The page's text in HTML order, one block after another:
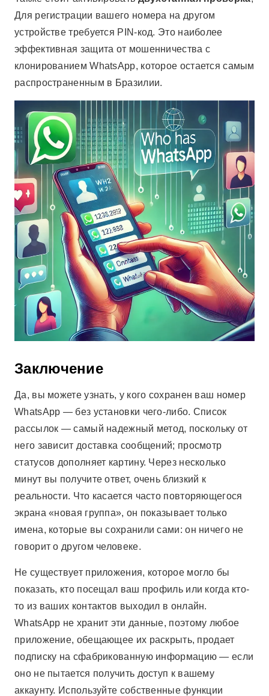
Для регистрации вашего номера на другом
устройстве требуется PIN-код. Это наиболее
эффективная защита от мошенничества с
клонированием WhatsApp, которое остается самым
распространенным в Бразилии.
Заключение
Да, вы можете узнать, у кого сохранен ваш номер
WhatsApp — без установки чего-либо. Список
рассылок — самый надежный метод, поскольку от
него зависит доставка сообщений; просмотр
статусов дополняет картину. Через несколько
минут вы получите ответ, очень близкий к
реальности. Что касается часто повторяющегося
экрана «новая группа», он показывает только
имена, которые вы сохранили сами: он ничего не
говорит о другом человеке.
Не существует приложения, которое могло бы
показать, кто посещал ваш профиль или когда кто-
то из ваших контактов выходил в онлайн.
WhatsApp не хранит эти данные, поэтому любое
приложение, обещающее их раскрыть, продает
подписку на сфабрикованную информацию — если
оно не пытается получить доступ к вашему
аккаунту. Используйте собственные функции